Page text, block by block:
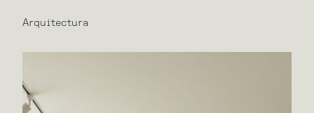
Arquitectura